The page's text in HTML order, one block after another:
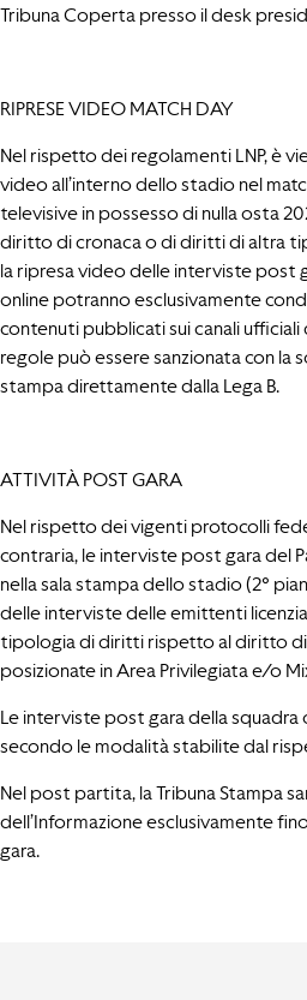
Tribuna Coperta presso il desk
RIPRESE VIDEO MATCH DAY
Nel rispetto dei regolamenti LNP, è
video all’interno dello stadio nel
televisive in possesso di nulla osta
diritto di cronaca o di diritti di altra
la ripresa video delle interviste post
online potranno esclusivamente
contenuti pubblicati sui canali ufficiali
regole può essere sanzionata con la
stampa direttamente dalla Lega B.
ATTIVITÀ POST GARA
Nel rispetto dei vigenti protocolli
contraria, le interviste post gara del
nella sala stampa dello stadio (2°
delle interviste delle emittenti
tipologia di diritti rispetto al diritto di
posizionate in Area Privilegiata e/o
Le interviste post gara della
secondo le modalità stabilite dal
Nel post partita, la Tribuna Stampa
dell’Informazione esclusivamente
gara.